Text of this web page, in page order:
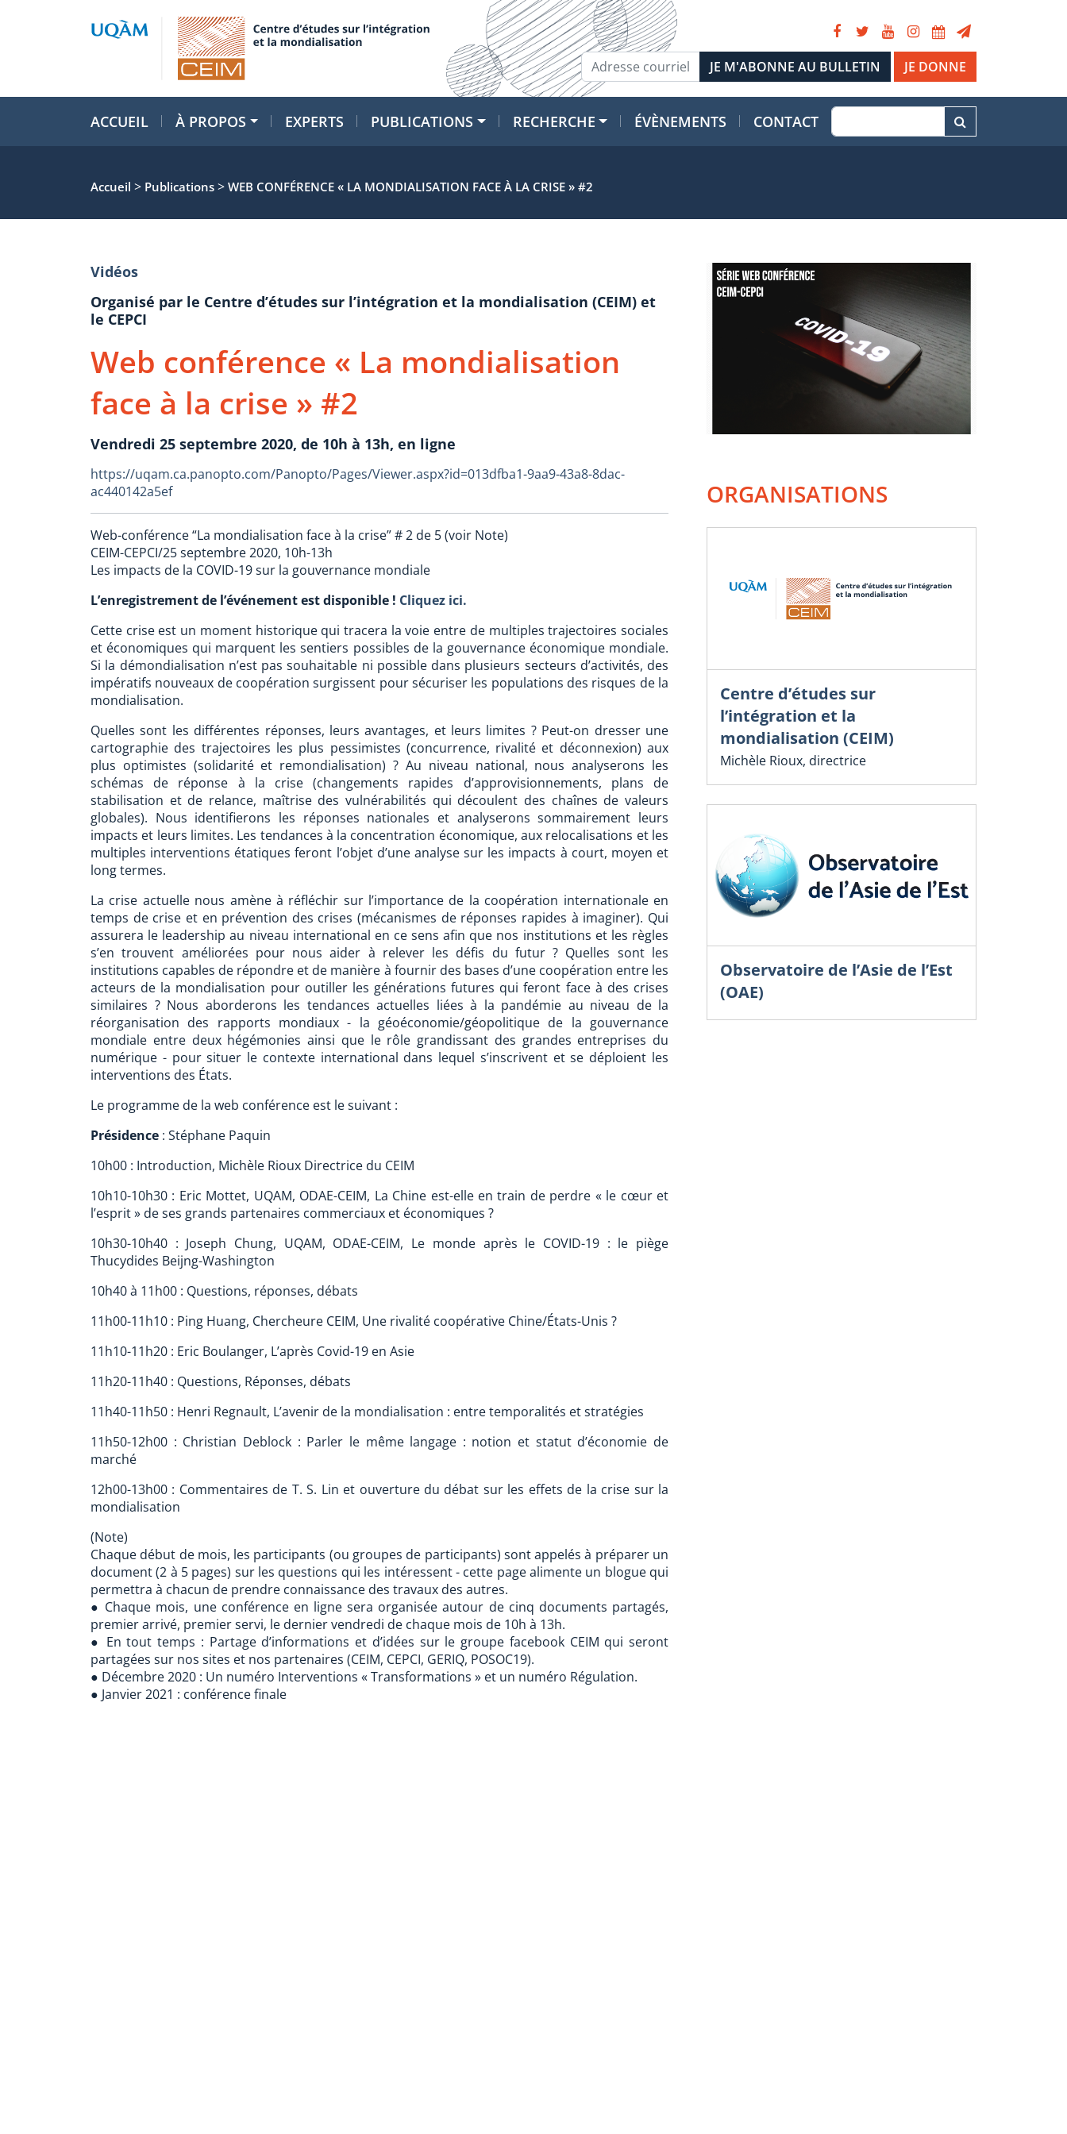
JE DONNE
ACCUEIL À PROPOS EXPERTS PUBLICATIONS RECHERCHE ÉVÈNEMENTS CONTACT
Accueil > Publications > WEB CONFÉRENCE « LA MONDIALISATION FACE À LA CRISE » #2
Vidéos
Organisé par le Centre d’études sur l’intégration et la mondialisation (CEIM) et
le CEPCI
Web conférence « La mondialisation
face à la crise » #2
Vendredi 25 septembre 2020, de 10h à 13h, en ligne
https://uqam.ca.panopto.com/Panopto/Pages/Viewer.aspx?id=013dfba1-9aa9-43a8-8dac-
ac440142a5ef
Web-conférence “La mondialisation face à la crise” # 2 de 5 (voir Note)
CEIM-CEPCI/25 septembre 2020, 10h-13h
Les impacts de la COVID-19 sur la gouvernance mondiale
L’enregistrement de l’événement est disponible ! Cliquez ici.
Cette crise est un moment historique qui tracera la voie entre de multiples trajectoires sociales
et économiques qui marquent les sentiers possibles de la gouvernance économique mondiale.
Si la démondialisation n’est pas souhaitable ni possible dans plusieurs secteurs d’activités, des
impératifs nouveaux de coopération surgissent pour sécuriser les populations des risques de la
mondialisation.
Quelles sont les différentes réponses, leurs avantages, et leurs limites ? Peut-on dresser une
cartographie des trajectoires les plus pessimistes (concurrence, rivalité et déconnexion) aux
plus optimistes (solidarité et remondialisation) ? Au niveau national, nous analyserons les
schémas de réponse à la crise (changements rapides d’approvisionnements, plans de
stabilisation et de relance, maîtrise des vulnérabilités qui découlent des chaînes de valeurs
globales). Nous identifierons les réponses nationales et analyserons sommairement leurs
impacts et leurs limites. Les tendances à la concentration économique, aux relocalisations et les
multiples interventions étatiques feront l’objet d’une analyse sur les impacts à court, moyen et
long termes.
La crise actuelle nous amène à réfléchir sur l’importance de la coopération internationale en
temps de crise et en prévention des crises (mécanismes de réponses rapides à imaginer). Qui
assurera le leadership au niveau international en ce sens afin que nos institutions et les règles
s’en trouvent améliorées pour nous aider à relever les défis du futur ? Quelles sont les
institutions capables de répondre et de manière à fournir des bases d’une coopération entre les
acteurs de la mondialisation pour outiller les générations futures qui feront face à des crises
similaires ? Nous aborderons les tendances actuelles liées à la pandémie au niveau de la
réorganisation des rapports mondiaux - la géoéconomie/géopolitique de la gouvernance
mondiale entre deux hégémonies ainsi que le rôle grandissant des grandes entreprises du
numérique - pour situer le contexte international dans lequel s’inscrivent et se déploient les
interventions des États.
Le programme de la web conférence est le suivant :
Présidence : Stéphane Paquin
10h00 : Introduction, Michèle Rioux Directrice du CEIM
10h10-10h30 : Eric Mottet, UQAM, ODAE-CEIM, La Chine est-elle en train de perdre « le cœur et
l’esprit » de ses grands partenaires commerciaux et économiques ?
10h30-10h40 : Joseph Chung, UQAM, ODAE-CEIM, Le monde après le COVID-19 : le piège
Thucydides Beijng-Washington
10h40 à 11h00 : Questions, réponses, débats
11h00-11h10 : Ping Huang, Chercheure CEIM, Une rivalité coopérative Chine/États-Unis ?
11h10-11h20 : Eric Boulanger, L’après Covid-19 en Asie
11h20-11h40 : Questions, Réponses, débats
11h40-11h50 : Henri Regnault, L’avenir de la mondialisation : entre temporalités et stratégies
11h50-12h00 : Christian Deblock : Parler le même langage : notion et statut d’économie de
marché
12h00-13h00 : Commentaires de T. S. Lin et ouverture du débat sur les effets de la crise sur la
mondialisation
(Note)
Chaque début de mois, les participants (ou groupes de participants) sont appelés à préparer un
document (2 à 5 pages) sur les questions qui les intéressent - cette page alimente un blogue qui
permettra à chacun de prendre connaissance des travaux des autres.
● Chaque mois, une conférence en ligne sera organisée autour de cinq documents partagés,
premier arrivé, premier servi, le dernier vendredi de chaque mois de 10h à 13h.
● En tout temps : Partage d’informations et d’idées sur le groupe facebook CEIM qui seront
partagées sur nos sites et nos partenaires (CEIM, CEPCI, GERIQ, POSOC19).
● Décembre 2020 : Un numéro Interventions « Transformations » et un numéro Régulation.
● Janvier 2021 : conférence finale
ORGANISATIONS
Centre d’études sur
l’intégration et la
mondialisation (CEIM)
Michèle Rioux, directrice
Observatoire de l’Asie de l’Est
(OAE)